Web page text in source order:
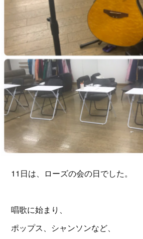
11日は、ローズの会の日でした。
唱歌に始まり、
ポップス、シャンソンなど、